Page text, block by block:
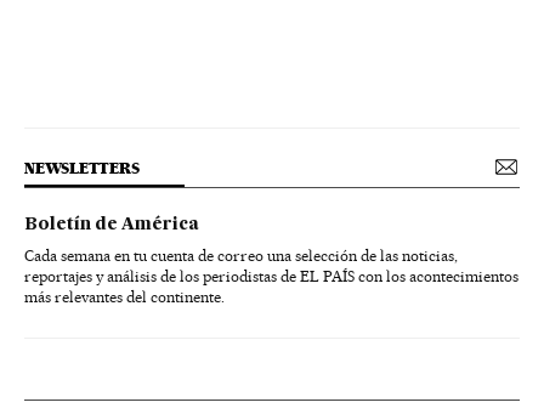
NEWSLETTERS
Boletín de América
Cada semana en tu cuenta de correo una selección de las noticias,
reportajes y análisis de los periodistas de EL PAÍS con los acontecimientos
más relevantes del continente.